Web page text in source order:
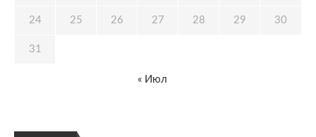
24 25 26 27 28 29 30
31
« Июл